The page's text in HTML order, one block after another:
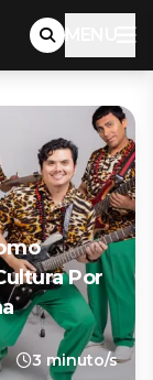
MENU
Por
3 minuto/s